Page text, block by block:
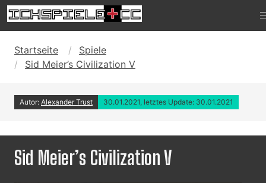
Startseite
Spiele
Sid Meier’s Civilization V
Autor: Alexander Trust 30.01.2021, letztes Update: 30.01.2021
Sid Meier’s Civilization V